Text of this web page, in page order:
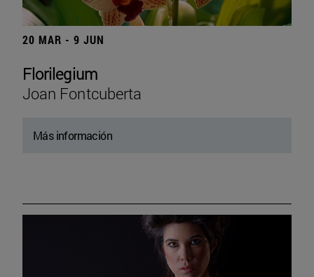
20 MAR - 9 JUN
Florilegium
Joan Fontcuberta
Más información